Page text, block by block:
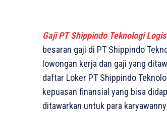
Gaji PT Shippindo Teknologi
besaran gaji di PT Shippindo
lowongan kerja dan gaji yang
daftar Loker PT Shippindo
kepuasan finansial yang bisa
ditawarkan untuk para